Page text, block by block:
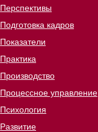
Перспективы
Подготовка кадров
Показатели
Практика
Производство
Процессное управление
Психология
Развитие